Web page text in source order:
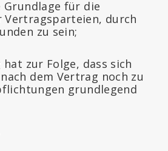
Grundlage für die
Vertragsparteien, durch
zu sein;
zur Folge, dass sich
dem Vertrag noch zu
grundlegend